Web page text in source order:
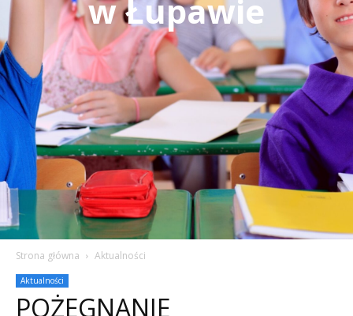
w Łupawie
Strona główna Aktualności
Aktualności
POŻEGNANIE